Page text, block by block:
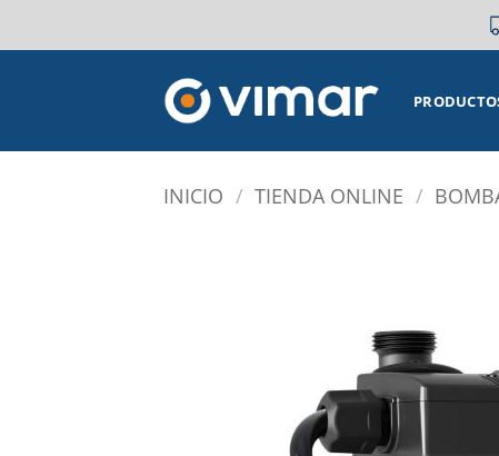
INICIO / TIENDA ONLINE /